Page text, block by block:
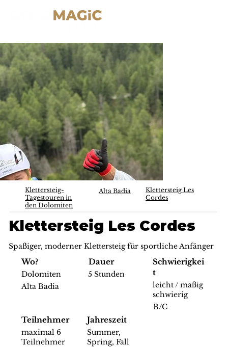
Klettersteig-
Tagestouren in
den Dolomiten
Alta Badia
Klettersteig Les
Cordes
Klettersteig Les Cordes
Spaßiger, moderner Klettersteig für sportliche Anfänger
Wo?
Dolomiten
Alta Badia
Dauer
5 Stunden
Schwierigkei
t
leicht / maßig
schwierig
B/C
Teilnehmer
maximal 6
Teilnehmer
Jahreszeit
Summer,
Spring, Fall